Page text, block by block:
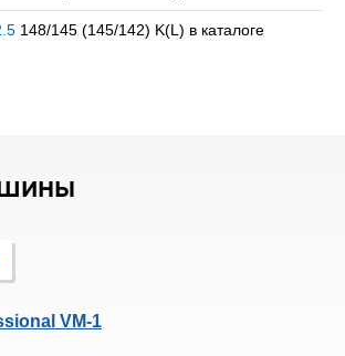
148/145 (145/142) K(L) в каталоге
VM-1